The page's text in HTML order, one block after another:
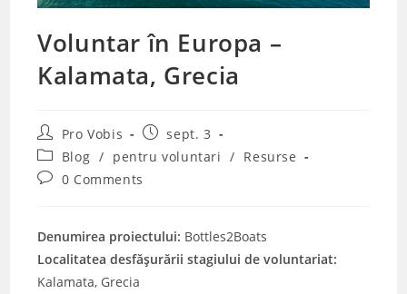
Voluntar în Europa –
Kalamata, Grecia
Post
author:
Pro Vobis
Post
published:
sept. 3
Post
category:
Blog / pentru voluntari / Resurse
Post0 Comments
Denumirea proiectului: Bottles2Boats
Localitatea desfășurării stagiului de voluntariat:
Kalamata, Grecia